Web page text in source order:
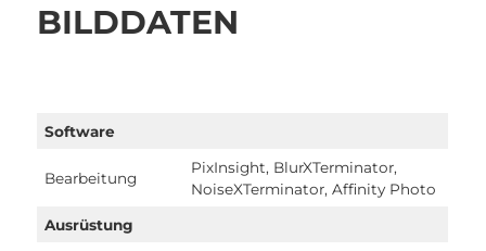
BILDDATEN
Software
Bearbeitung
PixInsight, BlurXTerminator,
NoiseXTerminator, Affinity Photo
Ausrüstung